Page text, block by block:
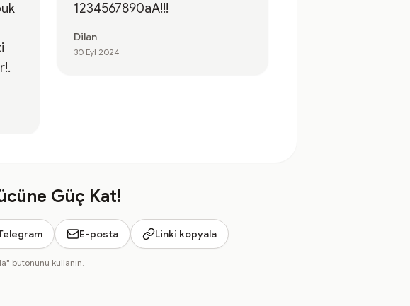
1234567890aA!!!
Dilan
30 Eyl 2024
Güç Kat!
E-posta Linki kopyala
butonunu kullanın.